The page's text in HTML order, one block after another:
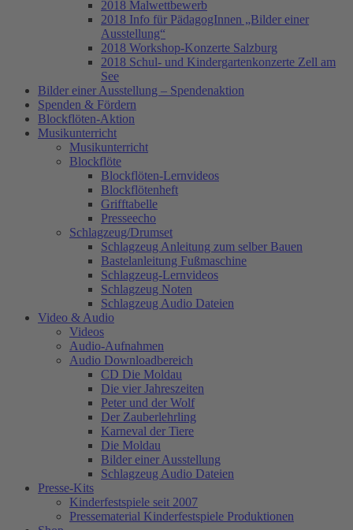
2018 Malwettbewerb
2018 Info für PädagogInnen „Bilder einer
Ausstellung“
2018 Workshop-Konzerte Salzburg
2018 Schul- und Kindergartenkonzerte Zell am
See
Bilder einer Ausstellung – Spendenaktion
Spenden & Fördern
Blockflöten-Aktion
Musikunterricht
Musikunterricht
Blockflöte
Blockflöten-Lernvideos
Blockflötenheft
Grifftabelle
Presseecho
Schlagzeug/Drumset
Schlagzeug Anleitung zum selber Bauen
Bastelanleitung Fußmaschine
Schlagzeug-Lernvideos
Schlagzeug Noten
Schlagzeug Audio Dateien
Video & Audio
Videos
Audio-Aufnahmen
Audio Downloadbereich
CD Die Moldau
Die vier Jahreszeiten
Peter und der Wolf
Der Zauberlehrling
Karneval der Tiere
Die Moldau
Bilder einer Ausstellung
Schlagzeug Audio Dateien
Presse-Kits
Kinderfestspiele seit 2007
Pressematerial Kinderfestspiele Produktionen